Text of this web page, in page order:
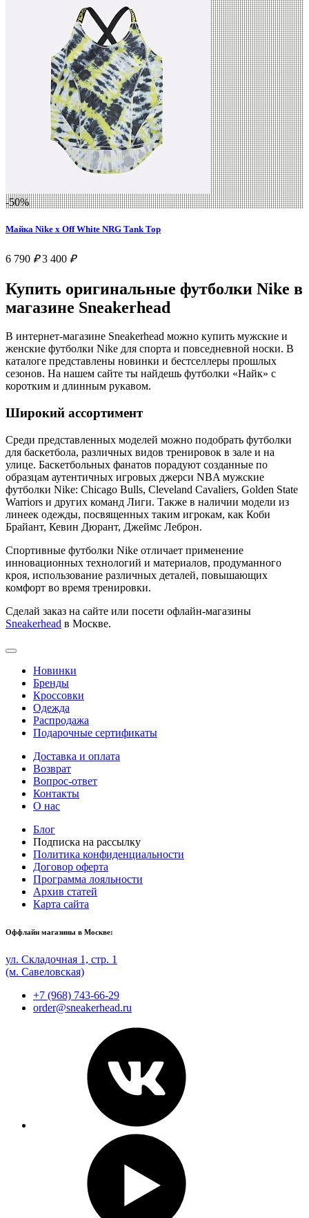
-50%
Майка Nike x Off White NRG Tank Top
6 790 ₽ 3 400 ₽
Купить оригинальные футболки Nike в
магазине Sneakerhead
В интернет-магазине Sneakerhead можно купить мужские и
женские футболки Nike для спорта и повседневной носки. В
каталоге представлены новинки и бестселлеры прошлых
сезонов. На нашем сайте ты найдешь футболки «Найк» с
коротким и длинным рукавом.
Широкий ассортимент
Среди представленных моделей можно подобрать футболки
для баскетбола, различных видов тренировок в зале и на
улице. Баскетбольных фанатов порадуют созданные по
образцам аутентичных игровых джерси NBA мужские
футболки Nike: Chicago Bulls, Cleveland Cavaliers, Golden State
Warriors и других команд Лиги. Также в наличии модели из
линеек одежды, посвященных таким игрокам, как Коби
Брайант, Кевин Дюрант, Джеймс Леброн.
Спортивные футболки Nike отличает применение
инновационных технологий и материалов, продуманного
кроя, использование различных деталей, повышающих
комфорт во время тренировки.
Сделай заказ на сайте или посети офлайн-магазины
Sneakerhead в Москве.
Новинки
Бренды
Кроссовки
Одежда
Распродажа
Подарочные сертификаты
Доставка и оплата
Возврат
Вопрос-ответ
Контакты
О нас
Блог
Подписка на рассылку
Политика конфиденциальности
Договор оферта
Программа лояльности
Архив статей
Карта сайта
Оффлайн магазины в Москве:
ул. Складочная 1, стр. 1
(м. Савеловская)
+7 (968) 743-66-29
order@sneakerhead.ru